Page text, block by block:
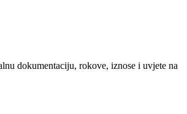
dokumentaciju, rokove, iznose i uvjete na